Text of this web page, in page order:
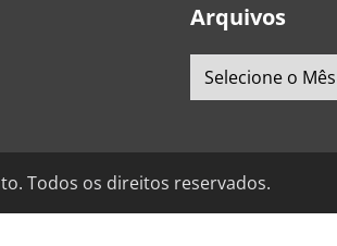
Arquivos
Todos os direitos reservados.